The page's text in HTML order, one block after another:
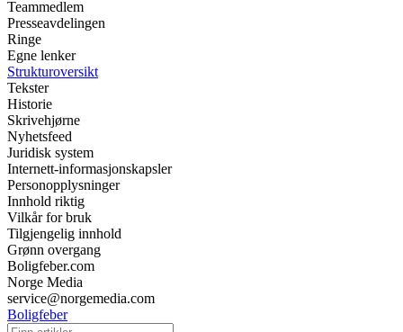
Teammedlem
Presseavdelingen
Ringe
Egne lenker
Strukturoversikt
Tekster
Historie
Skrivehjørne
Nyhetsfeed
Juridisk system
Internett-informasjonskapsler
Personopplysninger
Innhold riktig
Vilkår for bruk
Tilgjengelig innhold
Grønn overgang
Boligfeber.com
Norge Media
service@norgemedia.com
Boligfeber